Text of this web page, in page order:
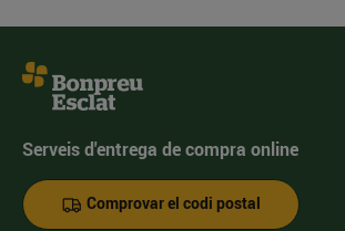
Serveis d'entrega de compra online
Comprovar el codi postal